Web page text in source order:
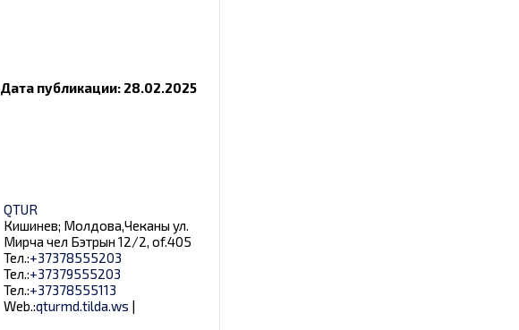
Дата публикации: 28.02.2025
QTUR
Кишинев; Молдова,Чеканы ул.
Мирча чел Бэтрын 12/2, of.405
Тел.:+37378555203
Тел.:+37379555203
Тел.:+37378555113
Web.:qturmd.tilda.ws |